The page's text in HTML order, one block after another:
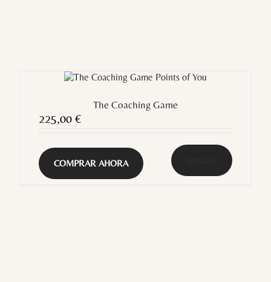
The Coaching Game
225,00 €
COMPRAR AHORA